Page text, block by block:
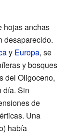
hojas anchas
desaparecido.
y Europa, se
y bosques
del Oligoceno,
día. Sin
de
Una
había